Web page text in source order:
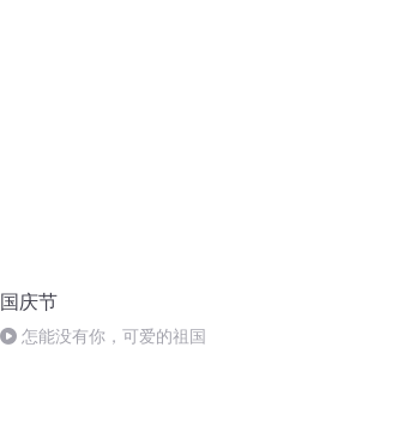
国庆节
怎能没有你，可爱的祖国